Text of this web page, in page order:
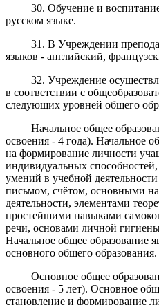
30. Обучение и
русском языке.
31. В Учреждении
языков - английский,
32. Учреждение
в соответствии с
следующих уровней общего
Начальное общее
освоения - 4 года). Начальное
на формирование личности
индивидуальных
умений в учебной
письмом, счётом, основными
деятельности, элементами
простейшими навыками
речи, основами личной
Начальное общее образование
основного общего образования.
Основное общее
освоения - 5 лет). Основное
становление и формирование